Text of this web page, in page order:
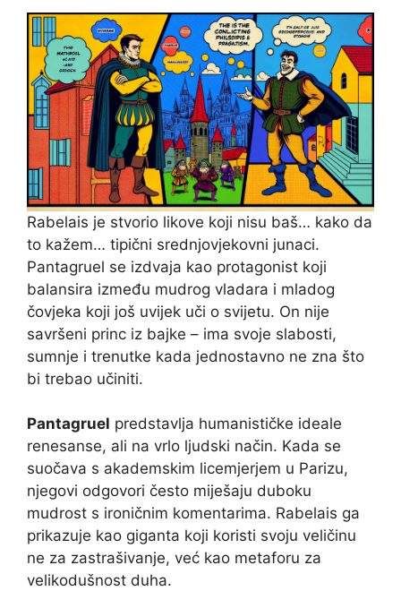
Rabelais je stvorio likove koji nisu baš… kako da
to kažem… tipični srednjovjekovni junaci.
Pantagruel se izdvaja kao protagonist koji
balansira između mudrog vladara i mladog
čovjeka koji još uvijek uči o svijetu. On nije
savršeni princ iz bajke – ima svoje slabosti,
sumnje i trenutke kada jednostavno ne zna što
bi trebao učiniti.
Pantagruel predstavlja humanističke ideale
renesanse, ali na vrlo ljudski način. Kada se
suočava s akademskim licemjerjem u Parizu,
njegovi odgovori često miješaju duboku
mudrost s ironičnim komentarima. Rabelais ga
prikazuje kao giganta koji koristi svoju veličinu
ne za zastrašivanje, već kao metaforu za
velikodušnost duha.